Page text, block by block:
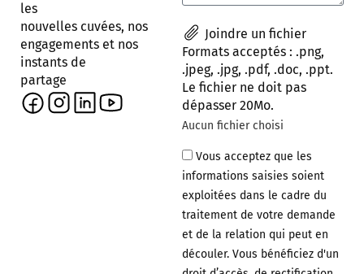
les
nouvelles cuvées, nos
engagements et nos
instants de
partage
Joindre un fichier
Aucun fichier choisi
Vous acceptez que les
informations saisies soient
exploitées dans le cadre du
traitement de votre demande
et de la relation qui peut en
découler. Vous bénéficiez d'un